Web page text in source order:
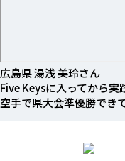
広島県湯浅 美玲さん
Five Keysに入ってから実
空手で県大会準優勝でき